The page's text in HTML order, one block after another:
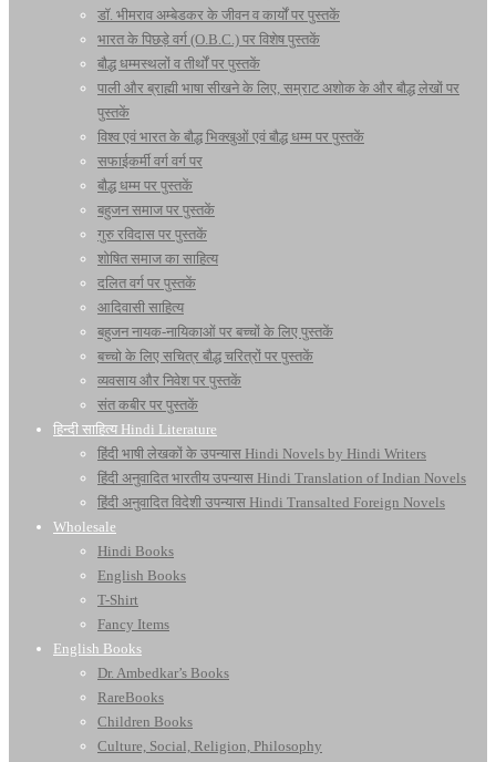
डॉ. भीमराव अम्बेडकर के जीवन व कार्यों पर पुस्तकें
भारत के पिछड़े वर्ग (O.B.C.) पर विशेष पुस्तकें
बौद्ध धम्मस्थलों व तीर्थों पर पुस्तकें
पाली और ब्राह्मी भाषा सीखने के लिए, सम्राट अशोक के और बौद्ध लेखों पर
पुस्तकें
विश्व एवं भारत के बौद्ध भिक्खुओं एवं बौद्ध धम्म पर पुस्तकें
सफाईकर्मी वर्ग वर्ग पर
बौद्ध धम्म पर पुस्तकें
बहुजन समाज पर पुस्तकें
गुरु रविदास पर पुस्तकें
शोषित समाज का साहित्य
दलित वर्ग पर पुस्तकें
आदिवासी साहित्य
बहुजन नायक-नायिकाओं पर बच्चों के लिए पुस्तकें
बच्चो के लिए सचित्र बौद्ध चरित्रों पर पुस्तकें
व्यवसाय और निवेश पर पुस्तकें
संत कबीर पर पुस्तकें
हिन्दी साहित्य Hindi Literature
हिंदी भाषी लेखकों के उपन्यास Hindi Novels by Hindi Writers
हिंदी अनुवादित भारतीय उपन्यास Hindi Translation of Indian Novels
हिंदी अनुवादित विदेशी उपन्यास Hindi Transalted Foreign Novels
Wholesale
Hindi Books
English Books
T-Shirt
Fancy Items
English Books
Dr. Ambedkar’s Books
RareBooks
Children Books
Culture, Social, Religion, Philosophy